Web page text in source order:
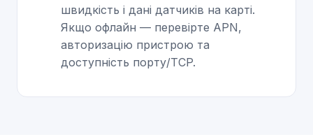
швидкість і дані датчиків на карті.
Якщо офлайн — перевірте APN,
авторизацію пристрою та
доступність порту/TCP.